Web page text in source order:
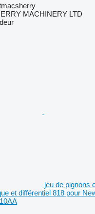
MACHINERY LTD
jeu de pignons
et différentiel 818 pour